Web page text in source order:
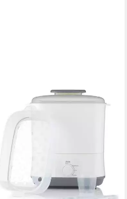
Babyflaschenwärmer BF55,
Dampfsterilisator,
Trocknungsfunktion, für
Babyflaschen, BPA-frei
89,99 €
lieferbar - in 2-3 Werktagen bei dir